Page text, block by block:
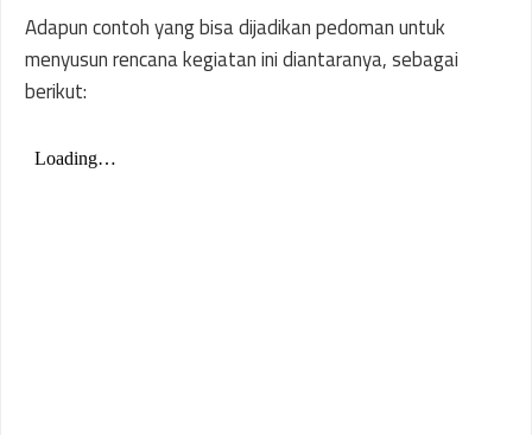
Adapun contoh yang bisa dijadikan pedoman untuk
menyusun rencana kegiatan ini diantaranya, sebagai
berikut: